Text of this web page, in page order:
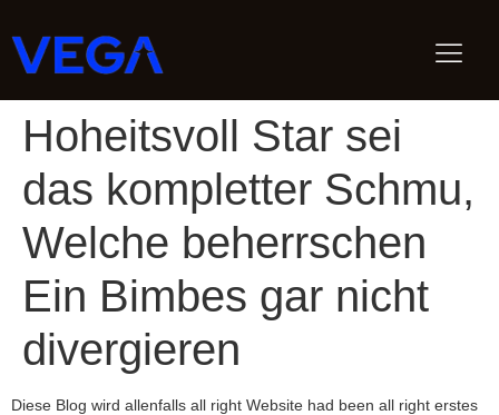
Hoheitsvoll Star sei
das kompletter Schmu,
Welche beherrschen
Ein Bimbes gar nicht
divergieren
Diese Blog wird allenfalls all right Website had been all right erstes